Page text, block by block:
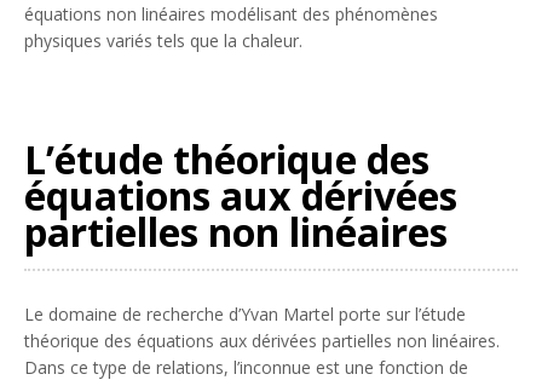
équations non linéaires modélisant des phénomènes
physiques variés tels que la chaleur.
L’étude théorique des
équations aux dérivées
partielles non linéaires
Le domaine de recherche d’Yvan Martel porte sur l’étude
théorique des équations aux dérivées partielles non linéaires.
Dans ce type de relations, l’inconnue est une fonction de